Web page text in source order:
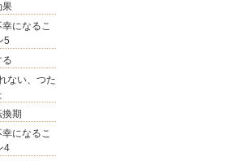
果
になるこ
5
る
ない、つた
換期
になるこ
4